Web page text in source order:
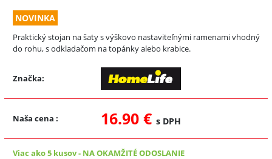
NOVINKA
Praktický stojan na šaty s výškovo nastaviteľnými ramenami vhodný
do rohu, s odkladačom na topánky alebo krabice.
Značka:
Naša cena : 16.90 € s DPH
Viac ako 5 kusov- NA OKAMŽITÉ ODOSLANIE